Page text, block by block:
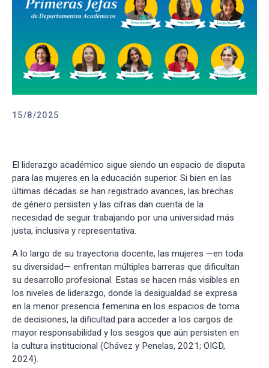
15/8/2025
El liderazgo académico sigue siendo un espacio de disputa
para las mujeres en la educación superior. Si bien en las
últimas décadas se han registrado avances, las brechas
de género persisten y las cifras dan cuenta de la
necesidad de seguir trabajando por una universidad más
justa, inclusiva y representativa.
A lo largo de su trayectoria docente, las mujeres —en toda
su diversidad— enfrentan múltiples barreras que dificultan
su desarrollo profesional. Estas se hacen más visibles en
los niveles de liderazgo, donde la desigualdad se expresa
en la menor presencia femenina en los espacios de toma
de decisiones, la dificultad para acceder a los cargos de
mayor responsabilidad y los sesgos que aún persisten en
la cultura institucional (Chávez y Penelas, 2021; OIGD,
2024).